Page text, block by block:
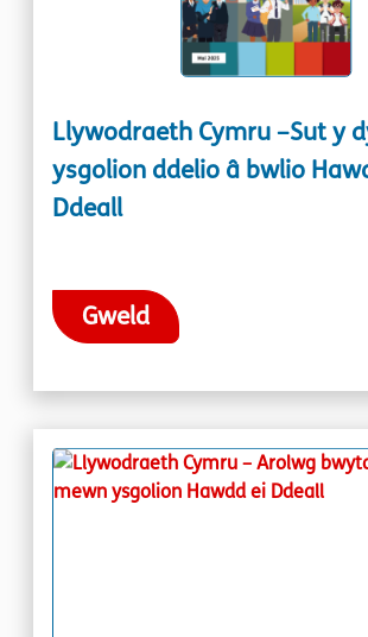
Llywodraeth Cymru –Sut y
ysgolion ddelio â bwlio
Ddeall
Gweld